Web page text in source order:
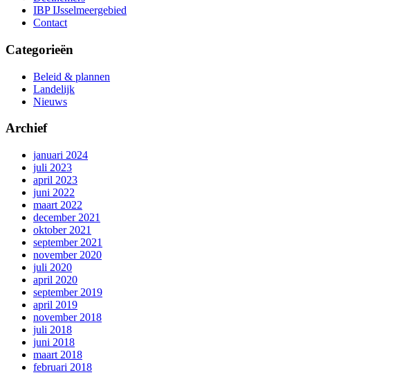
IBP IJsselmeergebied
Contact
Categorieën
Beleid & plannen
Landelijk
Nieuws
Archief
januari 2024
juli 2023
april 2023
juni 2022
maart 2022
december 2021
oktober 2021
september 2021
november 2020
juli 2020
april 2020
september 2019
april 2019
november 2018
juli 2018
juni 2018
maart 2018
februari 2018